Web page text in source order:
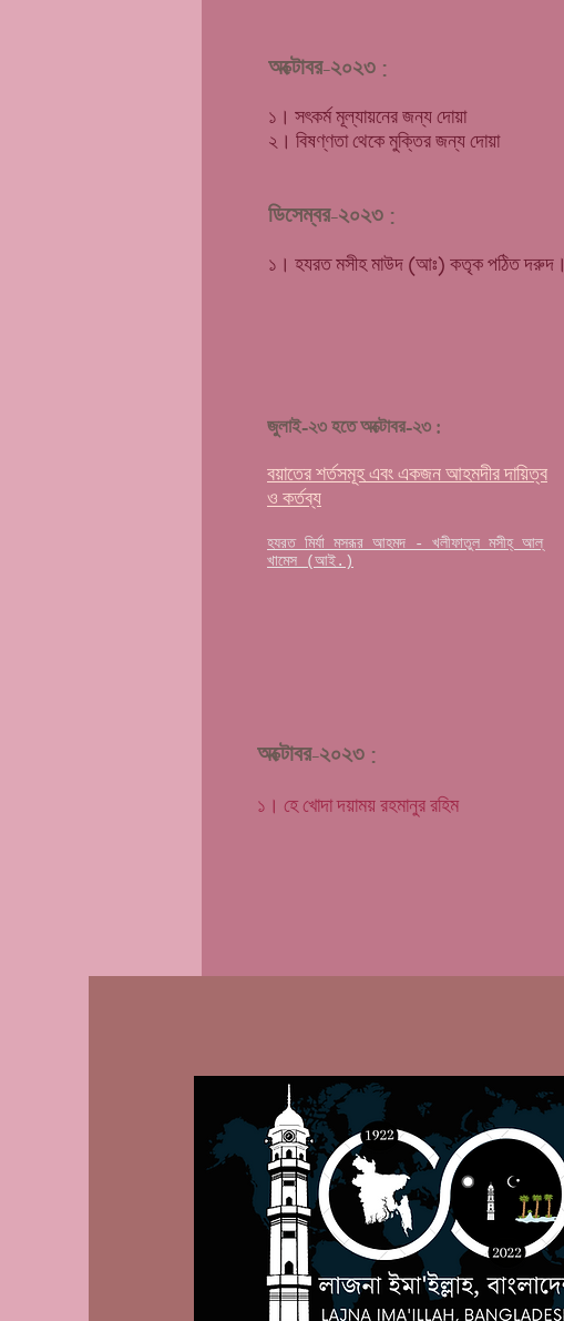
অক্টোবর-২০২৩ :
১। সৎকর্ম মূল্যায়নের জন্য দোয়া
২। বিষণ্ণতা থেকে মুক্তির জন্য দোয়া
ডিসেম্বর-২০২৩ :
১। হযরত মসীহ মাউদ (আঃ) কতৃক পঠিত দরুদ।
জুলাই-২৩ হতে অক্টোবর-২৩ :
বয়াতের শর্তসমূহএবং একজন আহমদীর দায়িত্ব
ও কর্তব্য
হযরত মির্যা মসরূর আহমদ - খলীফাতুল মসীহ্‌ আল্‌
খামেস (আই.)
অক্টোবর-২০২৩ :
১। হে খোদা দয়াময় রহমানুর রহিম